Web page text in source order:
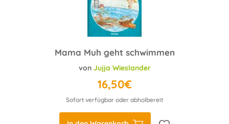
Mama Muh geht schwimmen
von Jujja Wieslander
16,50€
Sofort verfügbar oder abholbereit